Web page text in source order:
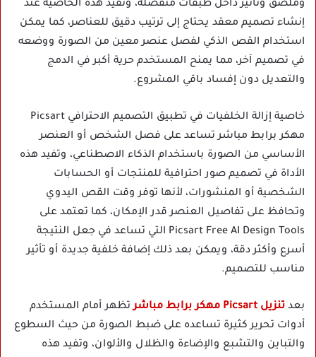
وملصق وتأثير داخل طبقات منفصلة، وتفيد هذه الخاصية عند
إنشاء تصميم معقد يحتاج إلى ترتيب دقيق للعناصر، كما يمكن
استخدام القص الذكي لفصل عنصر معين من الصورة ووضعه
في تصميم آخر، مما يمنح المستخدم حرية أكبر في الدمج
والتعديل دون إفساد باقي المشروع.
خاصية إزالة الخلفيات في تطبيق التصميم الاحترافي Picsart
مهكر برابط مباشر تساعد على فصل الشخص أو العنصر
الأساسي من الصورة باستخدام الذكاء الاصطناعي، وتفيد هذه
الأداة في تصميم صور احترافية للمنتجات أو الحسابات
الشخصية أو المنشورات، لأنها توفر وقت القص اليدوي
وتحافظ على تفاصيل العنصر قدر الإمكان، كما تعتمد على
Picsart Free AI Design Tools التي تساعد في جعل النتيجة
أسرع وأكثر دقة، ويمكن بعد ذلك إضافة خلفية جديدة أو تأثير
مناسب للتصميم.
بعد تنزيل Picsart مهكر برابط مباشر
تظهر أمام المستخدم
أدوات تحرير كثيرة تساعده على ضبط الصورة من حيث السطوع
والتباين والتشبع والإضاءة والظلال والألوان، وتفيد هذه